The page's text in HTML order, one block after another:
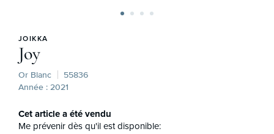
JOIKKA
Joy
Or Blanc
55836
Année : 2021
Cet article a été vendu
Me prévenir dès qu'il est disponible: